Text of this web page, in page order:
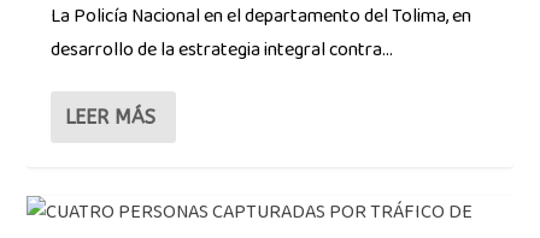
La Policía Nacional en el departamento del Tolima, en
desarrollo de la estrategia integral contra...
LEER MÁS